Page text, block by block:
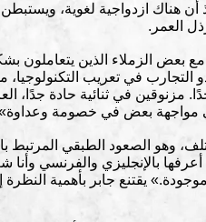
هناك ازدواجية لغوية،
العمر.
الزملاء الذين يتعاملون
في تعريب التكنولوجيا،
في ثنائية حادة جدًا،
في مواجهة بعض في خصومة
وهو الصعود الطبقي المرتبط
بالإنجليزي والفرنسي وأنا
يقتنع جابر بأهمية النظرة